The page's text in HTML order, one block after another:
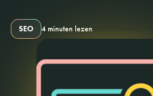
SEO 4 minuten lezen